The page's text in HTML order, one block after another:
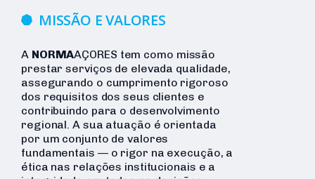
MISSÃO E VALORES
A NORMAAÇORES tem como missão
prestar serviços de elevada qualidade,
assegurando o cumprimento rigoroso
dos requisitos dos seus clientes e
contribuindo para o desenvolvimento
regional. A sua atuação é orientada
por um conjunto de valores
fundamentais — o rigor na execução, a
ética nas relações institucionais e a